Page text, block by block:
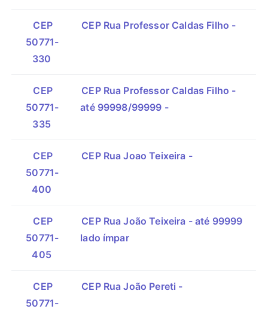
CEP
50771-
330
CEP Rua Professor Caldas Filho -
CEP
50771-
335
CEP Rua Professor Caldas Filho -
até 99998/99999 -
CEP
50771-
400
CEP Rua Joao Teixeira -
CEP
50771-
405
CEP Rua João Teixeira - até 99999
lado ímpar
CEP
50771-
CEP Rua João Pereti -